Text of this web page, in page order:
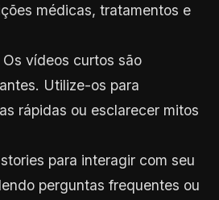
médicas, tratamentos e
Os vídeos curtos são
Utilize-os para
rápidas ou esclarecer mitos
para interagir com seu
perguntas frequentes ou